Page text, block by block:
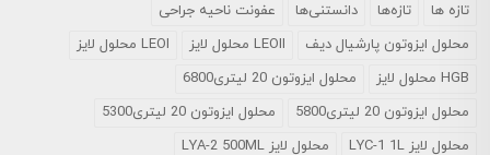
تازه ها تازه‌ها دانستنی‌ها
عفونت ناحیه جراحی
محلول ايزوتون پارشيال ديف
LEOII محلول لایز
LEOI محلول لایز
HGB محلول لایز
محلول ایزوتون 20 لیتری6800
محلول ایزوتون 20 لیتری5800
محلول ایزوتون 20 لیتری5300
محلول لایز LYC-1 1L
محلول لایز LYA-2 500ML